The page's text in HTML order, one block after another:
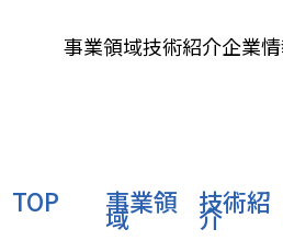
事業領域技術紹介企業
TOP 事業領
域 技術紹
介